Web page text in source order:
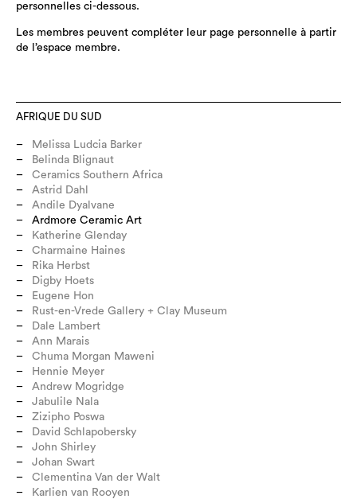
personnelles ci-dessous.
Les membres peuvent compléter leur page personnelle à partir
de l’espace membre.
AFRIQUE DU SUD
Melissa Ludcia Barker
Belinda Blignaut
Ceramics Southern Africa
Astrid Dahl
Andile Dyalvane
Ardmore Ceramic Art
Katherine Glenday
Charmaine Haines
Rika Herbst
Digby Hoets
Eugene Hon
Rust-en-Vrede Gallery + Clay Museum
Dale Lambert
Ann Marais
Chuma Morgan Maweni
Hennie Meyer
Andrew Mogridge
Jabulile Nala
Zizipho Poswa
David Schlapobersky
John Shirley
Johan Swart
Clementina Van der Walt
Karlien van Rooyen